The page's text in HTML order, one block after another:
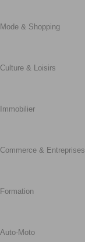
Mode & Shopping
Culture & Loisirs
Immobilier
Commerce & Entreprises
Formation
Auto-Moto